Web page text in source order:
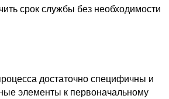
срок службы без необходимости
достаточно специфичны и
элементы к первоначальному